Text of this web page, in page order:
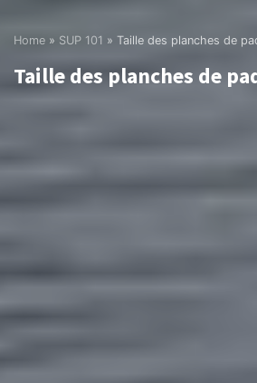
Home » SUP 101 » Taille des planches de
Taille des planches de